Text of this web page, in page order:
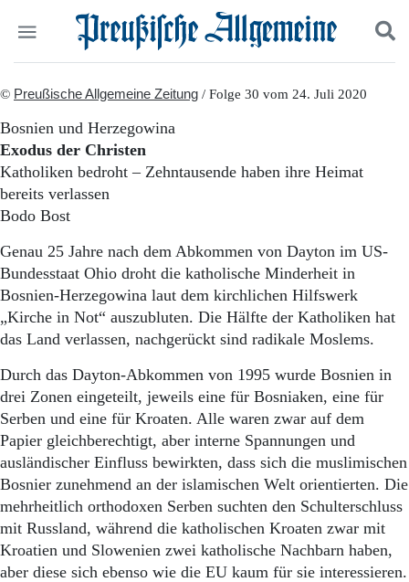
Start
Wer wir sind
Aktuelle Ausgabe
Abonnenten-Login
Abonnent werden
Abo Prämien
Archiv
Mediadaten
Politik
Wirtschaft
Gesellschaft
Pommern
Berlin-Brandenburg
Schlesien
Danzig und Westpreußen
Bücher
Kontakt
Impressum
Suchen und finden
© Preußische Allgemeine Zeitung / Folge 30 vom 24. Juli 2020
Bosnien und Herzegowina
Exodus der Christen
Katholiken bedroht – Zehntausende haben ihre Heimat
bereits verlassen
Bodo Bost
Genau 25 Jahre nach dem Abkommen von Dayton im US-
Bundesstaat Ohio droht die katholische Minderheit in
Bosnien-Herzegowina laut dem kirchlichen Hilfswerk
„Kirche in Not“ auszubluten. Die Hälfte der Katholiken hat
das Land verlassen, nachgerückt sind radikale Moslems.
Durch das Dayton-Abkommen von 1995 wurde Bosnien in
drei Zonen eingeteilt, jeweils eine für Bosniaken, eine für
Serben und eine für Kroaten. Alle waren zwar auf dem
Papier gleichberechtigt, aber interne Spannungen und
ausländischer Einfluss bewirkten, dass sich die muslimischen
Bosnier zunehmend an der islamischen Welt orientierten. Die
mehrheitlich orthodoxen Serben suchten den Schulterschluss
mit Russland, während die katholischen Kroaten zwar mit
Kroatien und Slowenien zwei katholische Nachbarn haben,
aber diese sich ebenso wie die EU kaum für sie interessieren.